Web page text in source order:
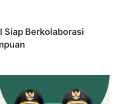
Siap Berkolaborasi